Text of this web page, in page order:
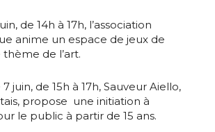
de 14h à 17h, l’association
anime un espace de jeux de
de l’art.
juin, de 15h à 17h, Sauveur Aiello,
propose une initiation à
le public à partir de 15 ans.